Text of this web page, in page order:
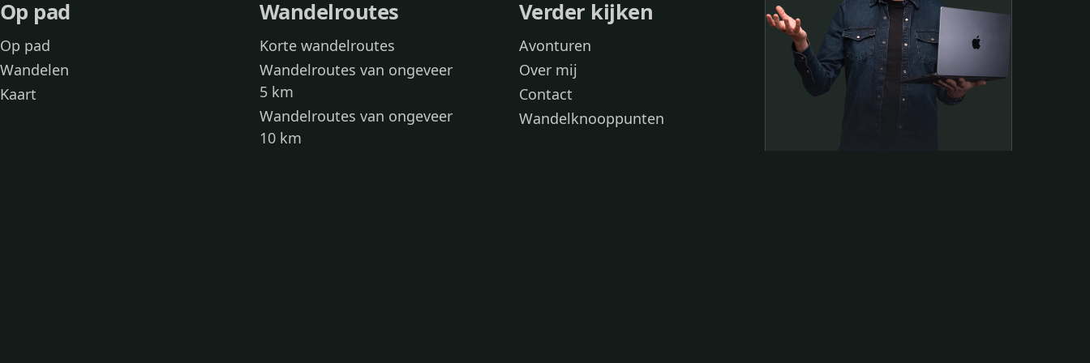
Op pad
Op pad
Wandelen
Kaart
Wandelroutes
Korte wandelroutes
Wandelroutes van ongeveer
5 km
Wandelroutes van ongeveer
10 km
Verder kijken
Avonturen
Over mij
Contact
Wandelknooppunten